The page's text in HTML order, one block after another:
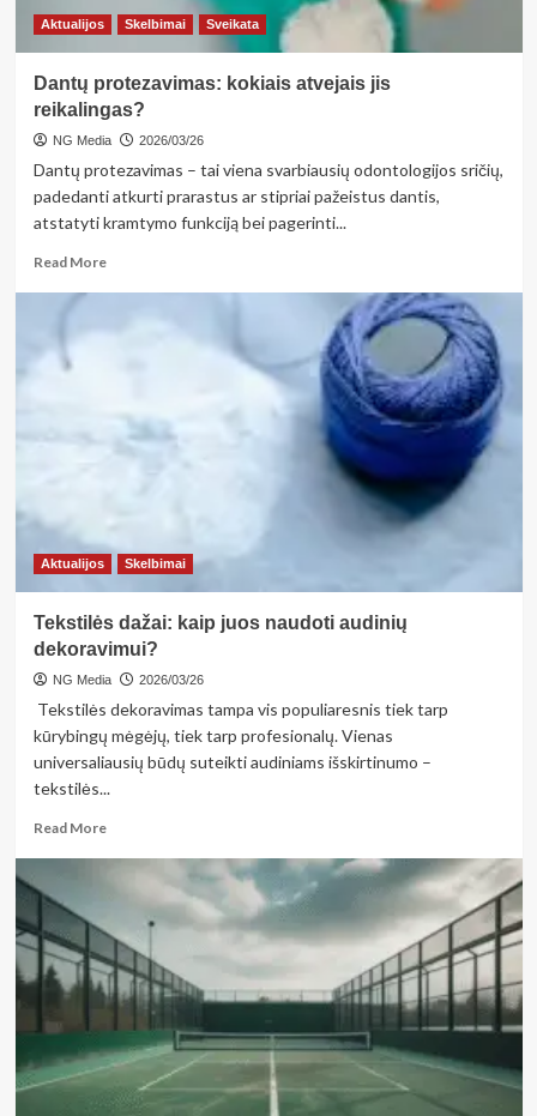
Aktualijos Skelbimai Sveikata
Dantų protezavimas: kokiais atvejais jis
reikalingas?
NG Media 2026/03/26
Dantų protezavimas – tai viena svarbiausių odontologijos sričių,
padedanti atkurti prarastus ar stipriai pažeistus dantis,
atstatyti kramtymo funkciją bei pagerinti...
Read MoreRead
reikalingas?
Aktualijos Skelbimai
Tekstilės dažai: kaip juos naudoti audinių
dekoravimui?
NG Media 2026/03/26
Tekstilės dekoravimas tampa vis populiaresnis tiek tarp
kūrybingų mėgėjų, tiek tarp profesionalų. Vienas
universaliausių būdų suteikti audiniams išskirtinumo –
tekstilės...
Read MoreRead
kaip
juos
naudoti
audinių
dekoravimui?